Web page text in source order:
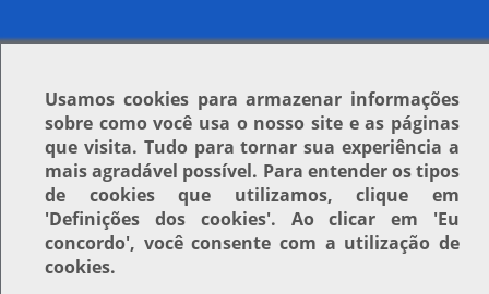
Usamos cookiespara armazenar informações
sobre como você usa o nosso site e as páginas
que visita. Tudo para tornar sua experiência a
mais agradável possível. Para entender os tipos
de cookies que utilizamos, clique em
'Definições dos cookies'. Ao clicar em 'Eu
concordo', você consente com a utilização de
cookies.